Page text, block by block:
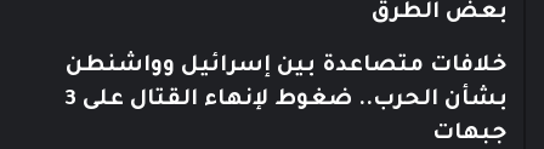
بعض الطرق
خلافات متصاعدة بين إسرائيل وواشنطن
بشأن الحرب.. ضغوط لإنهاء القتال على 3
جبهات